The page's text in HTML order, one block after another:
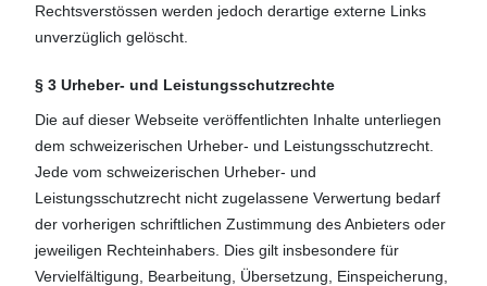
Rechtsverstössen werden jedoch derartige externe Links
unverzüglich gelöscht.
§ 3 Urheber- und Leistungsschutzrechte
Die auf dieser Webseite veröffentlichten Inhalte unterliegen
dem schweizerischen Urheber- und Leistungsschutzrecht.
Jede vom schweizerischen Urheber- und
Leistungsschutzrecht nicht zugelassene Verwertung bedarf
der vorherigen schriftlichen Zustimmung des Anbieters oder
jeweiligen Rechteinhabers. Dies gilt insbesondere für
Vervielfältigung, Bearbeitung, Übersetzung, Einspeicherung,